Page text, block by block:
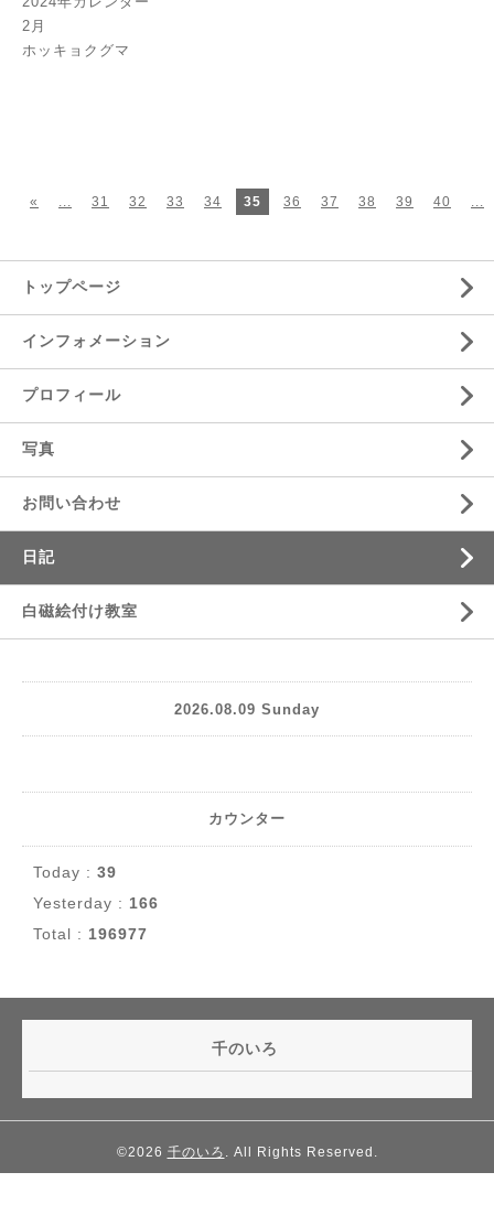
2月
ホッキョクグマ
« ... 31 32 33 34 35 36 37 38 39 40 ...
トップページ
インフォメーション
プロフィール
写真
お問い合わせ
日記
白磁絵付け教室
2026.08.09 Sunday
カウンター
Today : 39
Yesterday : 166
Total : 196977
千のいろ
©2026 千のいろ . All Rights Reserved.